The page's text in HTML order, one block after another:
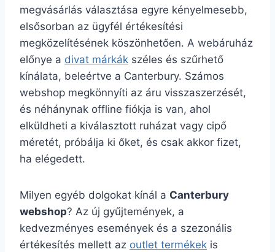
megvásárlás választása egyre kényelmesebb,
elsősorban az ügyfél értékesítési
megközelítésének köszönhetően. A webáruház
előnye a divat márkák széles és szűrhető
kínálata, beleértve a Canterbury. Számos
webshop megkönnyíti az áru visszaszerzését,
és néhánynak offline fiókja is van, ahol
elküldheti a kiválasztott ruházat vagy cipő
méretét, próbálja ki őket, és csak akkor fizet,
ha elégedett.
Milyen egyéb dolgokat kínál a Canterbury
webshop? Az új gyűjtemények, a
kedvezményes események és a szezonális
értékesítés mellett az outlet termékek is